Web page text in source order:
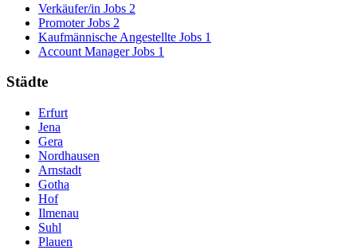
Verkäufer/in Jobs 2
Promoter Jobs 2
Kaufmännische Angestellte Jobs 1
Account Manager Jobs 1
Städte
Erfurt
Jena
Gera
Nordhausen
Arnstadt
Gotha
Hof
Ilmenau
Suhl
Plauen